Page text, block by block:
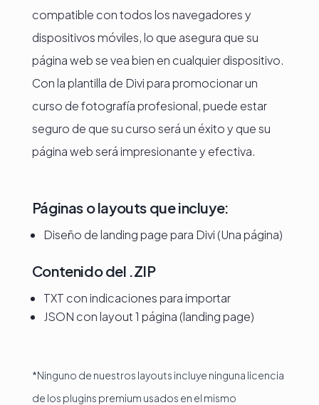
compatible con todos los navegadores y
dispositivos móviles, lo que asegura que su
página web se vea bien en cualquier dispositivo.
Con la plantilla de Divi para promocionar un
curso de fotografía profesional, puede estar
seguro de que su curso será un éxito y que su
página web será impresionante y efectiva.
Páginas o layouts que incluye:
Diseño de landing page para Divi (Una página)
Contenido del .ZIP
TXT con indicaciones para importar
JSON con layout 1 página (landing page)
*Ninguno de nuestros layouts incluye ninguna licencia
de los plugins premium usados en el mismo